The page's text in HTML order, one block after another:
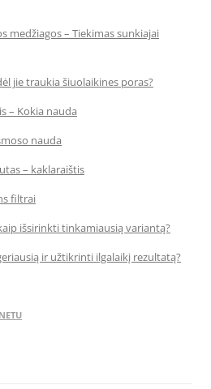
medžiagos – Tiekimas sunkiajai
jie traukia šiuolaikines poras?
– Kokia nauda
nauda
– kaklaraištis
filtrai
išsirinkti tinkamiausią variantą?
ir užtikrinti ilgalaikį rezultatą?